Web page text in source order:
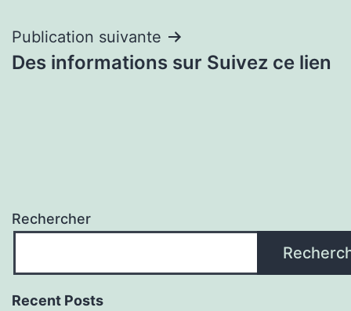
l’article
Publication suivante
Des informations sur Suivez ce lien
Rechercher
Recent Posts